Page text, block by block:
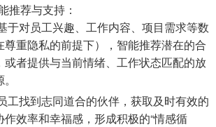
推荐与支持：
于对员工兴趣、工作内容、项目需求等数
尊重隐私的前提下），智能推荐潜在的合
或者提供与当前情绪、工作状态匹配的放
工找到志同道合的伙伴，获取及时有效的
效率和幸福感，形成积极的“情感循